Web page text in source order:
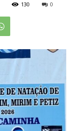
130 0